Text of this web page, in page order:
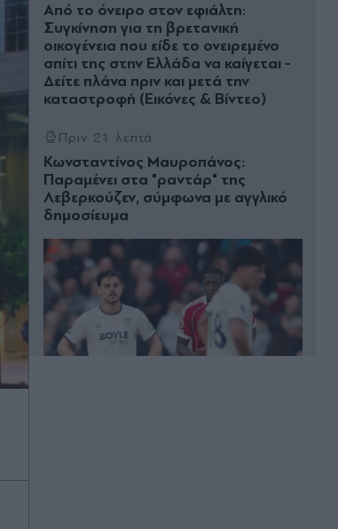
Από το όνειρο στον εφιάλτη:
Συγκίνηση για τη βρετανική
οικογένεια που είδε το ονειρεμένο
σπίτι της στην Ελλάδα να καίγεται -
Δείτε πλάνα πριν και μετά την
καταστροφή (Εικόνες & Βίντεο)
Πριν 21 λεπτά
Κωνσταντίνος Μαυροπάνος:
Παραμένει στα "ραντάρ" της
Λεβερκούζεν, σύμφωνα με αγγλικό
δημοσίευμα